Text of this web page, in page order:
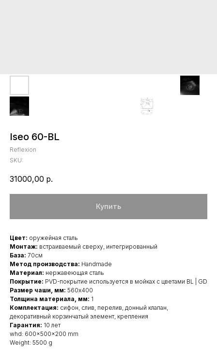
Iseo 60-BL
Reflexion
SKU:
31000,00 р.
Купить
Цвет: оружейная сталь
Монтаж: встраиваемый сверху, интегрированный
База: 70см
Метод производства: Handmade
Материал: нержавеющая сталь
Покрытие: PVD-покрытие используется в мойках с цветами BL | GD
Размер чаши, мм: 560x400
Толщина материала, мм: 1
Комплектация: сифон, слив, перелив, донный клапан,
декоративный корзинчатый элемент, крепления
Гарантия: 10 лет
whd: 600x500x200 mm
Weight: 5500 g